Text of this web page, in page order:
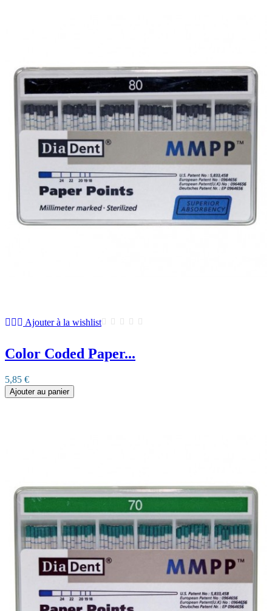
Ajouter à la wishlist
Color Coded Paper...
5,85 €
Ajouter au panier